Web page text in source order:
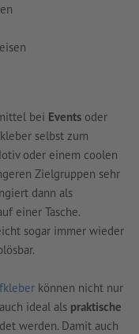
bei Events oder
selbst zum
oder einem coolen
Zielgruppen sehr
dann als
einer Tasche.
sogar immer wieder
können nicht nur
ideal als praktische
werden. Damit auch